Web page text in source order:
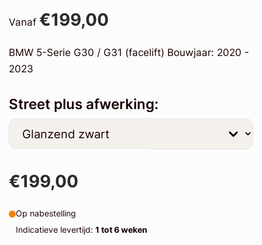
Vanaf €199,00
BMW 5-Serie G30 / G31 (facelift) Bouwjaar: 2020 -
2023
Street plus afwerking:
€199,00
Op nabestelling
Indicatieve levertijd: 1 tot 6 weken